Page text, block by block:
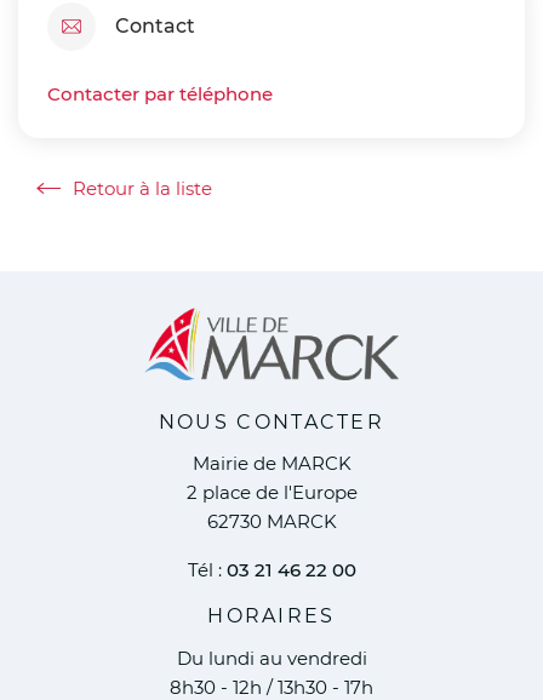
Contact
Contacter par téléphone
Retour à la liste
Retour à la liste
NOUS CONTACTER
Mairie de MARCK
2 place de l'Europe
62730 MARCK
Tél : 03 21 46 22 00
HORAIRES
Du lundi au vendredi
8h30 - 12h / 13h30 - 17h